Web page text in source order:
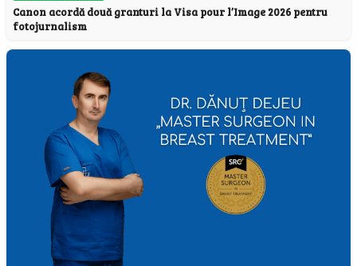
Canon acordă două granturi la Visa pour l’Image 2026 pentru
fotojurnalism